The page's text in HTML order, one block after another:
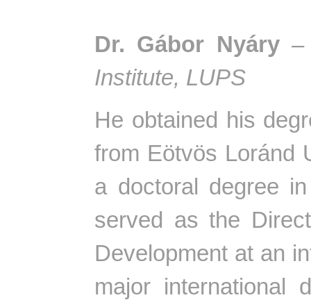
Dr. Gábor Nyáry
Institute, LUPS
He obtained his
from Eötvös Loránd
a doctoral degree
served as the
Development at an
major international